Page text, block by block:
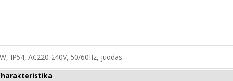
IP54, AC220-240V, 50/60Hz, juodas